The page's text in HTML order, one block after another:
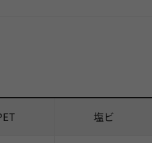
塩ビ